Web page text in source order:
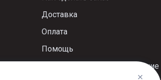
Доставка
Оплата
Помощь
Пользовательское соглашение